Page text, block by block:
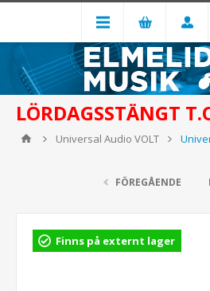
LÖRDAGSSTÄNGT
Universal Audio VOLT
FÖREGÅENDE
Finns på externt lager